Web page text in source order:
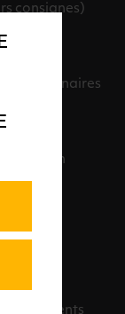
consignes)
partenaires
soins
événements